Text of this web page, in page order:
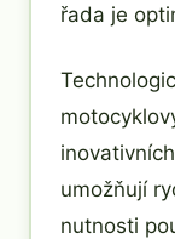
řada je
umožňují
nutnosti